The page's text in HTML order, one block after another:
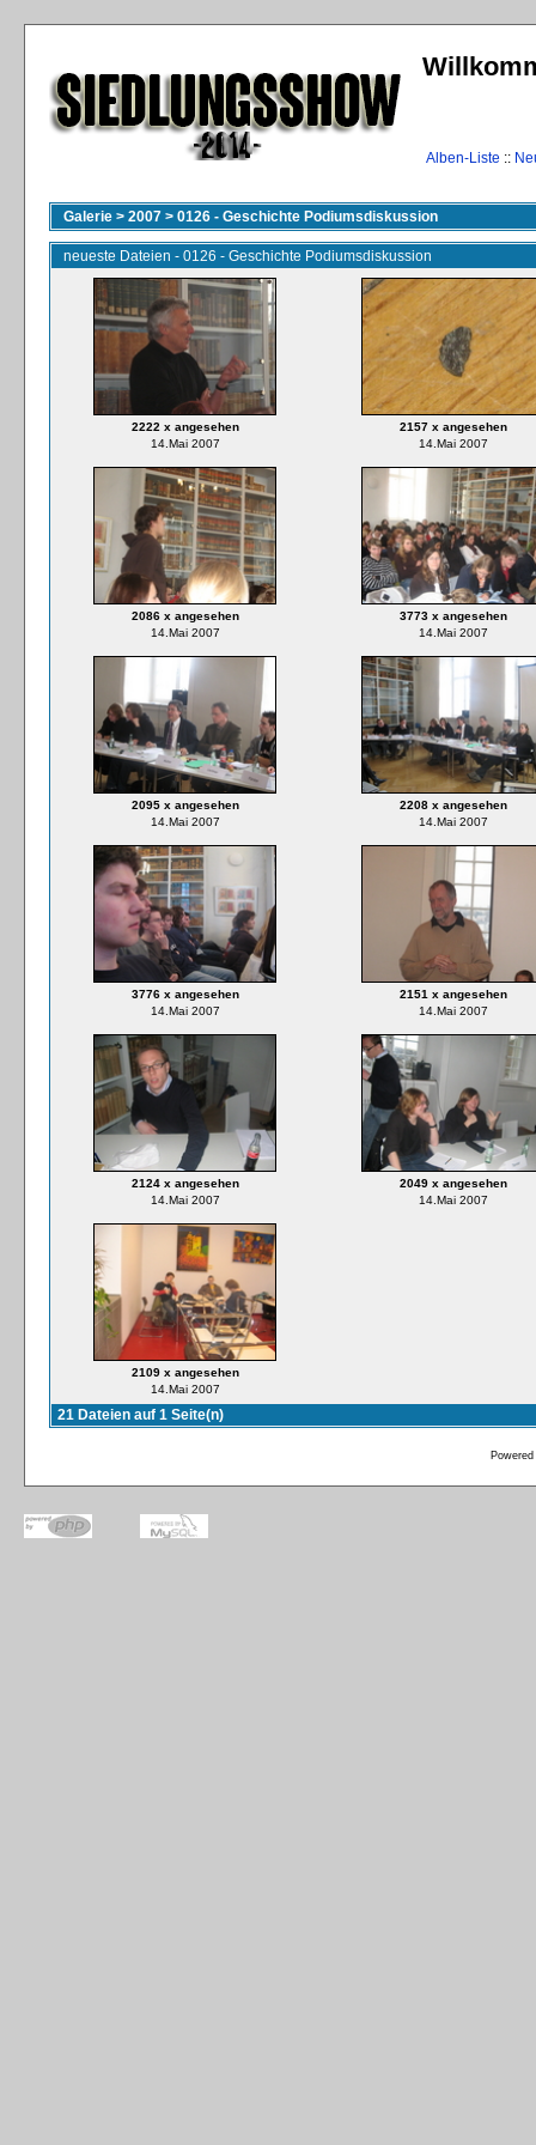
Alben-Liste ::
Galerie > 2007 > 0126 - Geschichte Podiumsdiskussion
neueste Dateien - 0126 - Geschichte Podiumsdiskussion
2222 x angesehen
14.Mai 2007
2157 x angesehen
14.Mai 2007
2086 x angesehen
14.Mai 2007
3773 x angesehen
14.Mai 2007
2095 x angesehen
14.Mai 2007
2208 x angesehen
14.Mai 2007
3776 x angesehen
14.Mai 2007
2151 x angesehen
14.Mai 2007
2124 x angesehen
14.Mai 2007
2049 x angesehen
14.Mai 2007
2109 x angesehen
14.Mai 2007
21 Dateien auf 1 Seite(n)